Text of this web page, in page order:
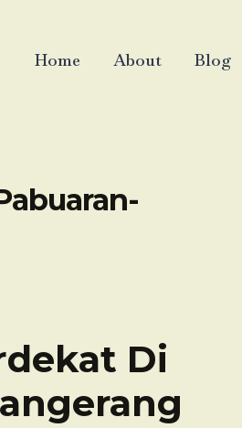
Home About Blog
Di